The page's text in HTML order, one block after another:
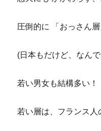
圧倒的に 「おっさん
(日本もだけど、なん
若い男女も結構多い！
若い層は、フランス人